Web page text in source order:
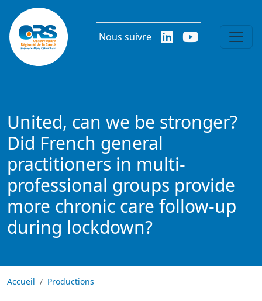
Aller au contenu principal
Nous suivre
United, can we be stronger?
Did French general
practitioners in multi-
professional groups provide
more chronic care follow-up
during lockdown?
Accueil Productions